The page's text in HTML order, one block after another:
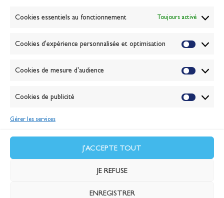
Cookies essentiels au fonctionnement Toujours activé
Cookies d'expérience personnalisée et optimisation
Cookies de mesure d'audience
Cookies de publicité
Gérer les services
J'ACCEPTE TOUT
JE REFUSE
ENREGISTRER
Banque de la voile
Passion Voile TV
ABONNEZ-VOUS
J'accepte lapolitique de confidentialité